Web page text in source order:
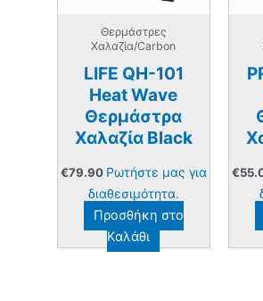
Θερμάστρες
Χαλαζία/Carbon
LIFE QH-101
Heat Wave
Θερμάστρα
Χαλαζία Black
€79.90 Ρωτήστε μας για
διαθεσιμότητα.
Προσθήκη στο
Καλάθι
€